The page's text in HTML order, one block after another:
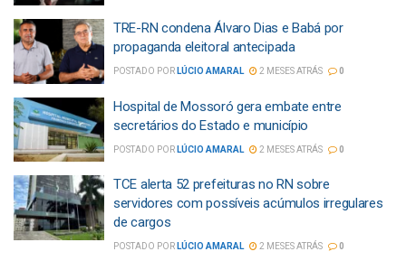
TRE-RN condena Álvaro Dias e Babá por
propaganda eleitoral antecipada
POSTADO POR LÚCIO AMARAL 2 MESES ATRÁS 0
Hospital de Mossoró gera embate entre
secretários do Estado e município
POSTADO POR LÚCIO AMARAL 2 MESES ATRÁS 0
TCE alerta 52 prefeituras no RN sobre
servidores com possíveis acúmulos irregulares
de cargos
POSTADO POR LÚCIO AMARAL 2 MESES ATRÁS 0